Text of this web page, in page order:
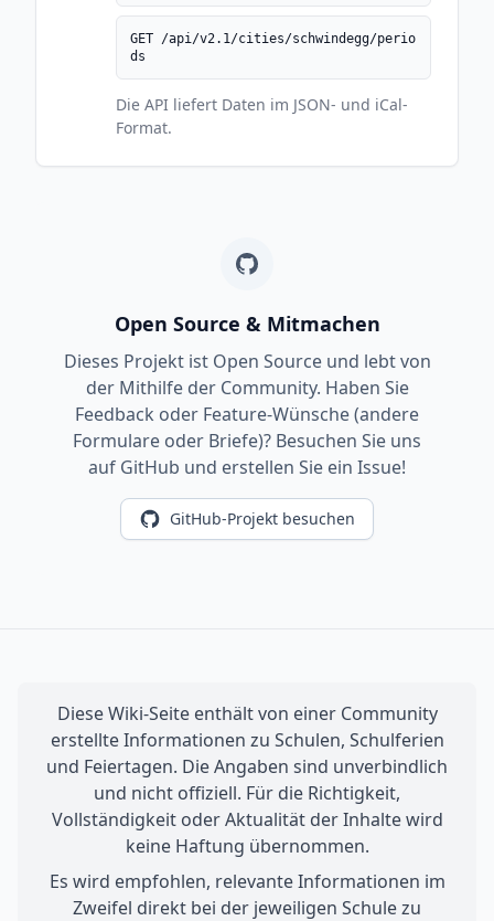
GET /api/v2.1/cities/schwindegg/perio
ds
Die API liefert Daten im JSON- und iCal-
Format.
Open Source & Mitmachen
Dieses Projekt ist Open Source und lebt von
der Mithilfe der Community. Haben Sie
Feedback oder Feature-Wünsche (andere
Formulare oder Briefe)? Besuchen Sie uns
auf GitHub und erstellen Sie ein Issue!
GitHub-Projekt besuchen
Diese Wiki-Seite enthält von einer Community
erstellte Informationen zu Schulen, Schulferien
und Feiertagen. Die Angaben sind unverbindlich
und nicht offiziell. Für die Richtigkeit,
Vollständigkeit oder Aktualität der Inhalte wird
keine Haftung übernommen.
Es wird empfohlen, relevante Informationen im
Zweifel direkt bei der jeweiligen Schule zu